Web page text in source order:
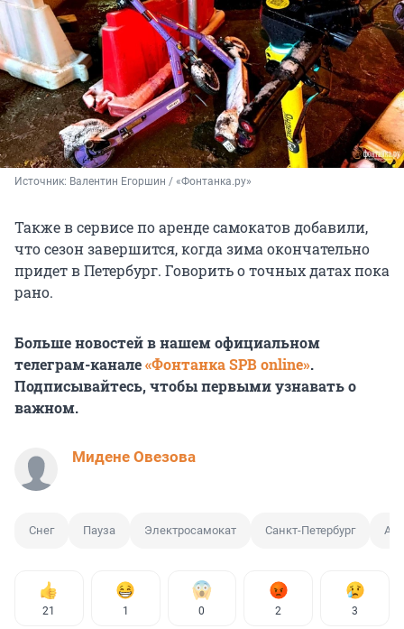
Источник: Валентин Егоршин / «Фонтанка.ру»
Также в сервисе по аренде самокатов добавили,
что сезон завершится, когда зима окончательно
придет в Петербург. Говорить о точных датах пока
рано.
Больше новостей в нашем официальном
телеграм-канале«Фонтанка SPB online».
Подписывайтесь, чтобы первыми узнавать о
важном.
Мидене Овезова
Снег Пауза Электросамокат Санкт-Петербург
21 1 0 2 3